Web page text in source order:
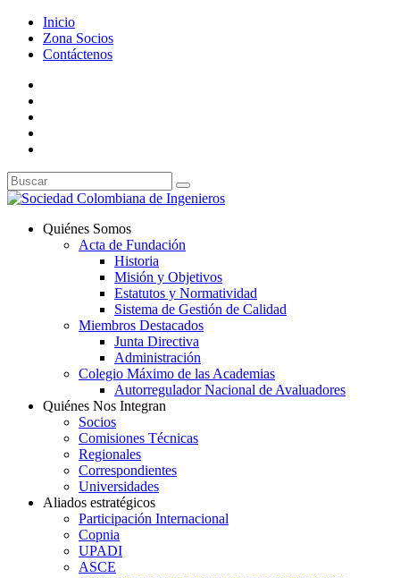
Inicio
Zona Socios
Contáctenos
Quiénes Somos
Acta de Fundación
Historia
Misión y Objetivos
Estatutos y Normatividad
Sistema de Gestión de Calidad
Miembros Destacados
Junta Directiva
Administración
Colegio Máximo de las Academias
Autorregulador Nacional de Avaluadores
Quiénes Nos Integran
Socios
Comisiones Técnicas
Regionales
Correspondientes
Universidades
Aliados estratégicos
Participación Internacional
Copnia
UPADI
ASCE